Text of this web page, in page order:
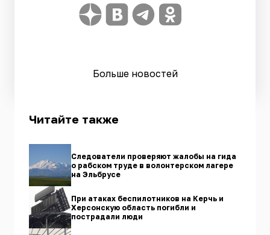
Больше новостей
Читайте также
Следователи проверяют жалобы на гида
о рабском труде в волонтерском лагере
на Эльбрусе
При атаках беспилотников на Керчь и
Херсонскую область погибли и
пострадали люди